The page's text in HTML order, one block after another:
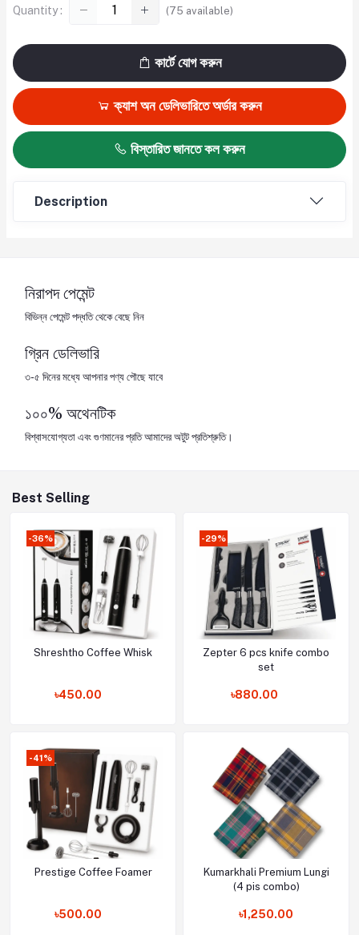
Quantity : (75 available)
কার্টে যোগ করুন
ক্যাশ অন ডেলিভারিতে অর্ডার করুন
বিস্তারিত জানতে কল করুন
Description
নিরাপদ পেমেন্ট
বিভিন্ন পেমেন্ট পদ্ধতি থেকে বেছে নিন
গ্রিন ডেলিভারি
৩-৫ দিনের মধ্যে আপনার পণ্য পৌছে যাবে
১০০% অথেনটিক
বিশ্বাসযোগ্যতা এবং গুণমানের প্রতি আমাদের অটুট প্রতিশ্রুতি।
Best Selling
-36%
Add to cart
Shreshtho Coffee Whisk
৳450.00
-29%
Add to cart
Zepter 6 pcs knife combo
set
৳880.00
-41%
Add to cart
Prestige Coffee Foamer
৳500.00
Add to cart
Kumarkhali Premium Lungi
(4 pis combo)
৳1,250.00